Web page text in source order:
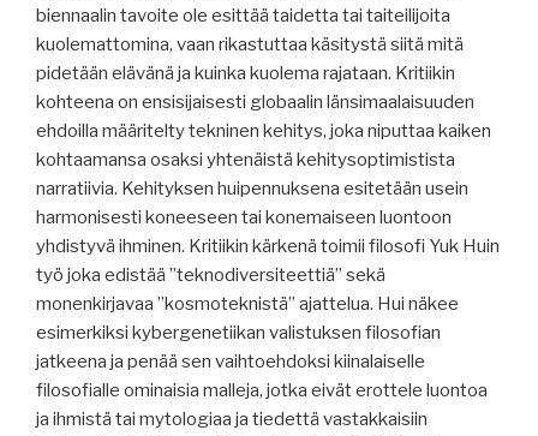
biennaalin tavoite ole esittää taidetta tai taiteilijoita
kuolemattomina, vaan rikastuttaa käsitystä siitä mitä
pidetään elävänä ja kuinka kuolema rajataan. Kritiikin
kohteena on ensisijaisesti globaalin länsimaalaisuuden
ehdoilla määritelty tekninen kehitys, joka niputtaa kaiken
kohtaamansa osaksi yhtenäistä kehitysoptimistista
narratiivia. Kehityksen huipennuksena esitetään usein
harmonisesti koneeseen tai konemaiseen luontoon
yhdistyvä ihminen. Kritiikin kärkenä toimii filosofi Yuk Huin
työ joka edistää ”teknodiversiteettiä” sekä
monenkirjavaa ”kosmoteknistä” ajattelua. Hui näkee
esimerkiksi kybergenetiikan valistuksen filosofian
jatkeena ja penää sen vaihtoehdoksi kiinalaiselle
filosofialle ominaisia malleja, jotka eivät erottele luontoa
ja ihmistä tai mytologiaa ja tiedettä vastakkaisiin